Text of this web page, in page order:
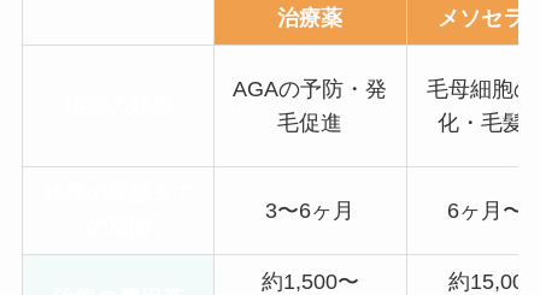
治療薬 メソセラ
AGAの予防・発
毛促進
毛母細胞
化・毛髪
3〜6ヶ月 6ヶ月〜
約1,500〜
約